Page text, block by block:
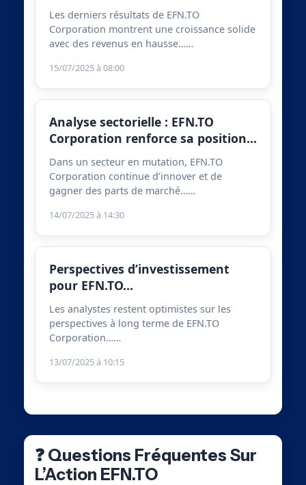
Les derniers résultats de EFN.TO
Corporation montrent une croissance solide
avec des revenus en hausse……
15/07/2025 à 08:00
Analyse sectorielle : EFN.TO
Corporation renforce sa position…
Dans un secteur en mutation, EFN.TO
Corporation continue d’innover et de
gagner des parts de marché……
14/07/2025 à 14:30
Perspectives d’investissement
pour EFN.TO…
Les analystes restent optimistes sur les
perspectives à long terme de EFN.TO
Corporation……
13/07/2025 à 10:15
❓ Questions Fréquentes Sur
L’Action EFN.TO